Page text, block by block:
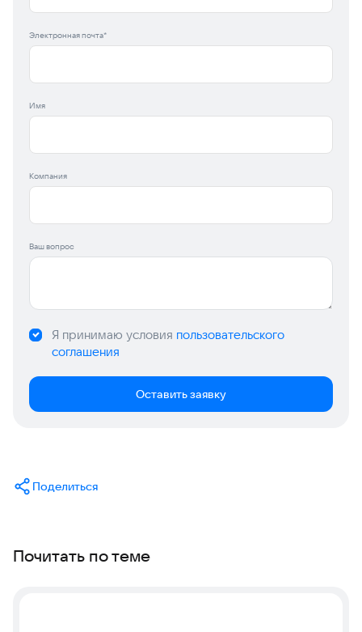
Электронная почта*
Имя
Компания
Ваш вопрос
Я принимаю условия пользовательского
соглашения
Оставить заявку
Поделиться
Почитать по теме